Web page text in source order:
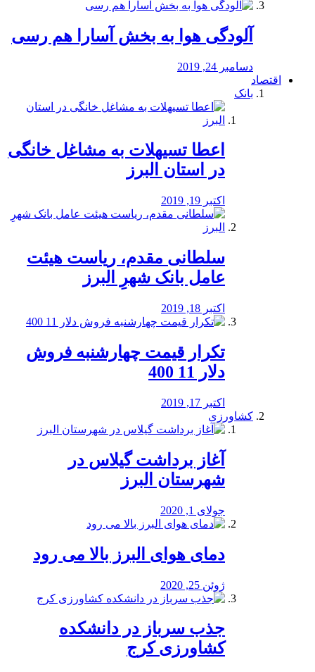
آلودگی هوا به بخش آسارا هم رسی
دسامبر 24, 2019
اقتصاد
بانک
️اعطا تسیهلات به مشاغل خانگی
در استان البرز
اکتبر 19, 2019
سلطانی مقدم، ریاست هیئت
عامل بانک شهرِ البرز
اکتبر 18, 2019
تکرار قیمت چهارشنبه فروش
دلار 11 400
اکتبر 17, 2019
کشاورزی
آغاز برداشت گیلاس در
شهرستان البرز
جولای 1, 2020
دمای هوای البرز بالا می رود
ژوئن 25, 2020
جذب سرباز در دانشکده
کشاورزی کرج